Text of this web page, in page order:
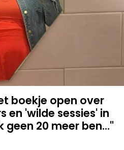
boekje open over
en 'wilde sessies' in
geen 20 meer ben..."